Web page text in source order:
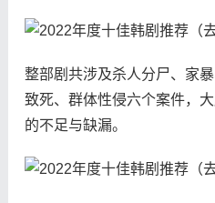
整部剧共涉及杀人分尸、家
致死、群体性侵六个案件，
的不足与缺漏。